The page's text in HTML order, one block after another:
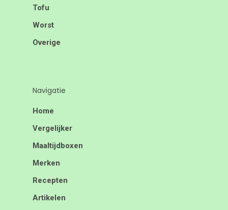
Tofu
Worst
Overige
Navigatie
Home
Vergelijker
Maaltijdboxen
Merken
Recepten
Artikelen